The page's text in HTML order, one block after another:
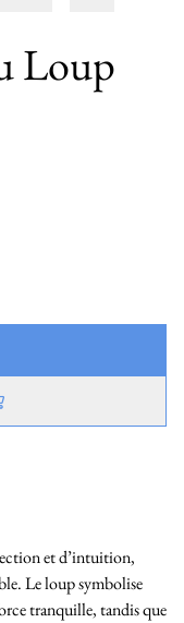
Loup
et d’intuition,
Le loup symbolise
tranquille, tandis que